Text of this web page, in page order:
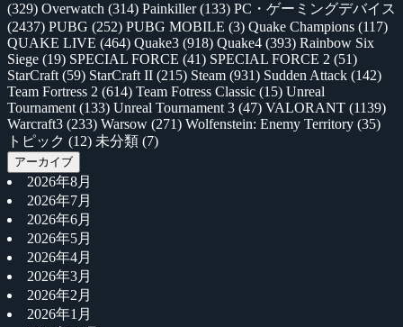
(329) Overwatch (314) Painkiller(133) PC・ゲーミングデバイス
(2437) PUBG (252) PUBG MOBILE (3) Quake Champions (117)
QUAKE LIVE (464) Quake3 (918) Quake4 (393) Rainbow Six
Siege (19) SPECIAL FORCE (41) SPECIAL FORCE 2 (51)
StarCraft (59) StarCraft II (215) Steam (931) Sudden Attack (142)
Team Fortress 2 (614) Team Fotress Classic (15) Unreal
Tournament (133) Unreal Tournament 3 (47) VALORANT (1139)
Warcraft3 (233) Warsow (271) Wolfenstein: Enemy Territory (35)
トピック (12) 未分類 (7)
アーカイブ
2026年8月
2026年7月
2026年6月
2026年5月
2026年4月
2026年3月
2026年2月
2026年1月